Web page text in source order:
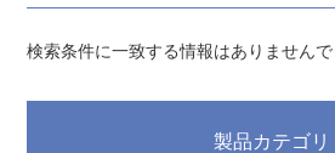
検索条件に一致する情報はありませんで
製品カテゴリ